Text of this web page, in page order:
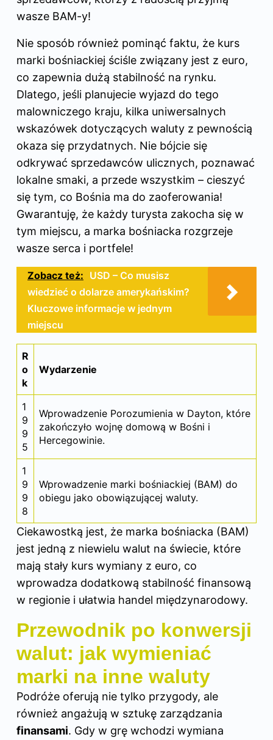
wasze BAM-y!
Nie sposób również pominąć faktu, że kurs
marki bośniackiej ściśle związany jest z euro,
co zapewnia dużą stabilność na rynku.
Dlatego, jeśli planujecie wyjazd do tego
malowniczego kraju, kilka uniwersalnych
wskazówek dotyczących waluty z pewnością
okaza się przydatnych. Nie bójcie się
odkrywać sprzedawców ulicznych, poznawać
lokalne smaki, a przede wszystkim – cieszyć
się tym, co Bośnia ma do zaoferowania!
Gwarantuję, że każdy turysta zakocha się w
tym miejscu, a marka bośniacka rozgrzeje
wasze serca i portfele!
Zobacz też: USD – Co musisz
wiedzieć o dolarze amerykańskim?
Kluczowe informacje w jednym
miejscu
R
o
k
Wydarzenie
1
9
9
5
Wprowadzenie Porozumienia w Dayton, które
zakończyło wojnę domową w Bośni i
Hercegowinie.
1
9
9
8
Wprowadzenie marki bośniackiej (BAM) do
obiegu jako obowiązującej waluty.
Ciekawostką jest, że marka bośniacka (BAM)
jest jedną z niewielu walut na świecie, które
mają stały kurs wymiany z euro, co
wprowadza dodatkową stabilność finansową
w regionie i ułatwia handel międzynarodowy.
Przewodnik po konwersji
walut: jak wymieniać
marki na inne waluty
Podróże oferują nie tylko przygody, ale
również angażują w sztukę zarządzania
finansami. Gdy w grę wchodzi wymiana